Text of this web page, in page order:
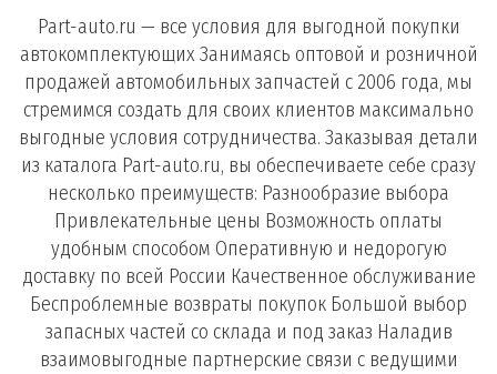
Part-auto.ru — все условия для выгодной покупки
автокомплектующих Занимаясь оптовой и розничной
продажей автомобильных запчастей с 2006 года, мы
стремимся создать для своих клиентов максимально
выгодные условия сотрудничества. Заказывая детали
из каталога Part-auto.ru, вы обеспечиваете себе сразу
несколько преимуществ: Разнообразие выбора
Привлекательные цены Возможность оплаты
удобным способом Оперативную и недорогую
доставку по всей России Качественное обслуживание
Беспроблемные возвраты покупок Большой выбор
запасных частей со склада и под заказ Наладив
взаимовыгодные партнерские связи с ведущими